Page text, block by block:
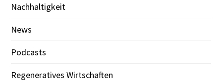
Nachhaltigkeit
News
Podcasts
Regeneratives Wirtschaften